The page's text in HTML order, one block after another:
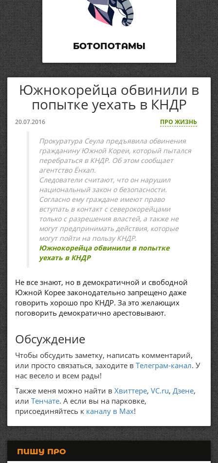
БОТОПОТАМЫ
Южнокорейца обвинили в
попытке уехать в КНДР
20.07.2016 ПРО ЖИЗНЬ
Прокуратура Сеула предъявила обвинения
гражданину Южной Кореи, который пытался
перебраться в КНДР. Об этом сообщает
агентство Ёнхап.
Следователи считают, что он нарушил
национальный закон о безопасности.
Согласно ему граждане имеют право
вступать в контакт с северокорейцами
только с разрешения властей, а также не
могут предпринимать действия, которые
могут пойти на пользу КНДР.
Южнокорейца обвинили в попытке
уехать в КНДР
Не все знают, но в демократичной и свободной
Южной Корее законодательно запрещено даже
говорить хорошо про КНДР. За это желающих
поговорить демократично арестовывают.
Обсуждение
Чтобы обсудить заметку, написать комментарий,
или просто связаться, заходите в Телеграм-канал. У
нас весело и всем рады!
Также меня можно найти в Хвиттере, VC.ru, Дзене,
или Тенчате. А если вы на парковке,
присоединяйтесь к каналу в Max!
ПИШУ ПРО